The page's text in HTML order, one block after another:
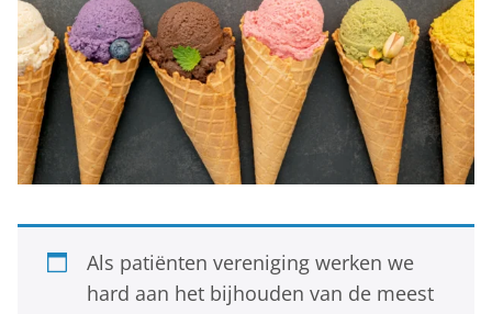
Als patiënten vereniging werken we
hard aan het bijhouden van de meest